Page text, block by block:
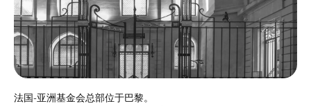
法国-亚洲基金会总部位于巴黎。